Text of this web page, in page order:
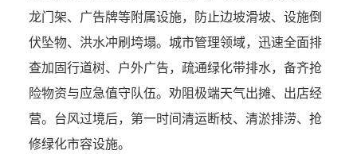
龙门架、广告牌等附属设施，防止边坡滑坡、设施倒
伏坠物、洪水冲刷垮塌。 城市管理领域， 迅速全面排
查加固行道树、户外广告，疏通绿化带排水，备齐抢
险物资与应急值守队伍。劝阻极端天气出摊、出店经
营。台风过境后，第一时间清运断枝、清淤排涝、抢
修绿化市容设施。